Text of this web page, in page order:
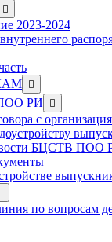
Show
sub
menu2023-2024
Show
sub
menu
РИ
Show
sub
menu
с
БЦСТВ ПОО
по вопросам